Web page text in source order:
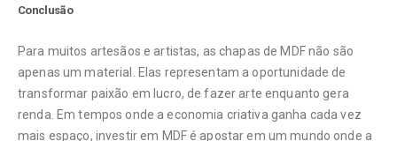
Conclusão
Para muitos artesãos e artistas, as chapas de MDF não são
apenas um material. Elas representam a oportunidade de
transformar paixão em lucro, de fazer arte enquanto gera
renda. Em tempos onde a economia criativa ganha cada vez
mais espaço, investir em MDF é apostar em um mundo onde a